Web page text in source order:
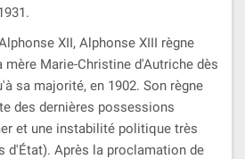
XII, Alphonse XIII règne
mère Marie-Christine d'Autriche dès
sa majorité, en 1902. Son règne
des dernières possessions
et une instabilité politique très
d'État). Après la proclamation de